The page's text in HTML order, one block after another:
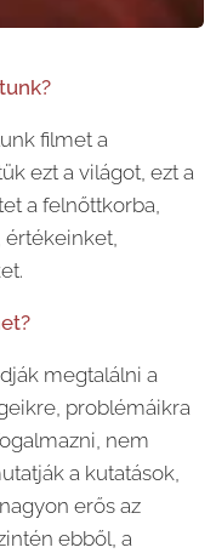
filmet a
ezt a világot, ezt a
a felnőttkorba,
értékeinket,
megtalálni a
problémáikra
nem
a kutatások,
erős az
ebből, a